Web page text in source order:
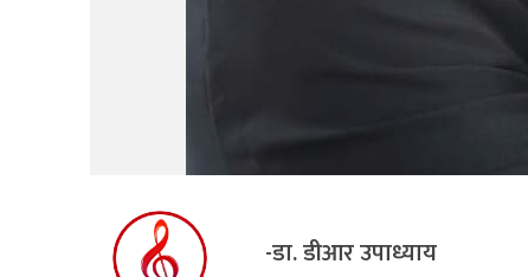
-डा. डीआर उपाध्याय